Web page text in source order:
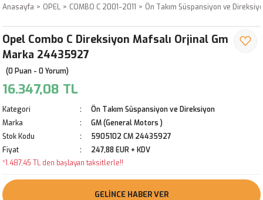
Anasayfa OPEL COMBO C 2001-2011 Ön Takım Süspansiyon ve
Opel Combo C Direksiyon Mafsalı Orjinal Gm
Marka 24435927
(0 Puan - 0 Yorum)
16.347,08 TL
Kategori
Ön Takım Süspansiyon ve Direksiyon
Marka
GM (General Motors )
Stok Kodu
5905102 CM 24435927
Fiyat
247,88 EUR + KDV
*1.487,45 TL den başlayan taksitlerle!!
GELINCE HABER VER